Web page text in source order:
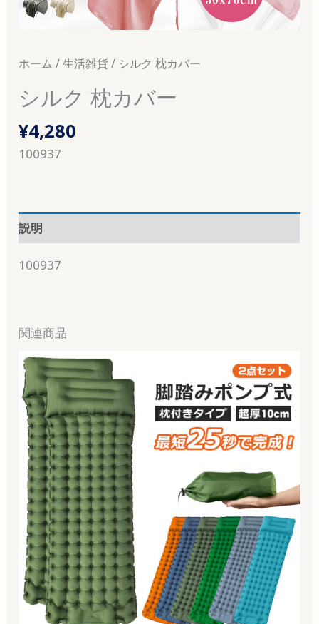
ホーム /生活雑貨/ シルク 枕カバー
シルク 枕カバー
¥4,280
100937
説明
100937
関連商品